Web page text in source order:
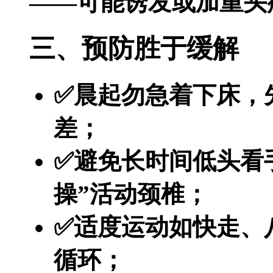
三、预防胜于缓解
✅晨起勿急着下床
差；
✅避免长时间低头
操”活动颈椎；
✅适度运动如快走
循环；